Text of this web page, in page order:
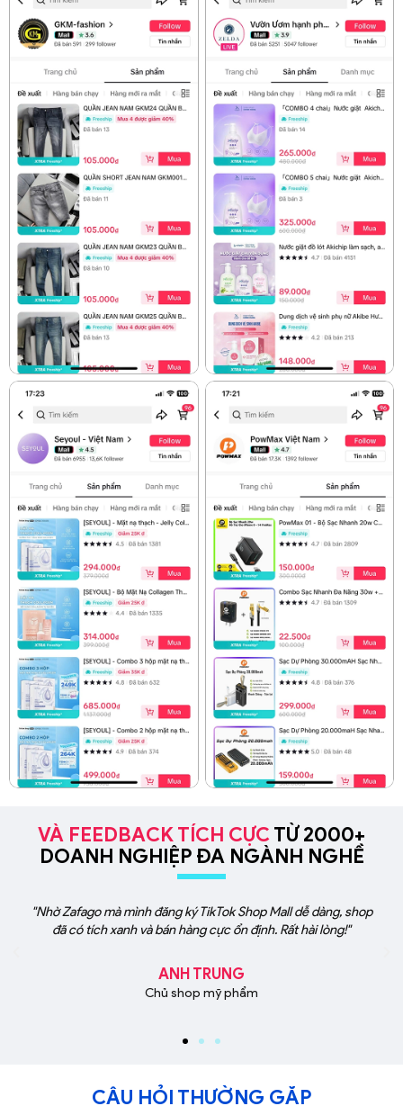
VÀ FEEDBACK TÍCH CỰCTỪ 2000+
DOANH NGHIỆP ĐA NGÀNH NGHỀ
"Nhờ Zafago mà mình đăng ký TikTok Shop Mall dễ dàng, shop
đã có tích xanh và bán hàng cực ổn định. Rất hài lòng!"
ANH TRUNG
Chủ shop mỹ phẩm
CÂU HỎI THƯỜNG GẶP